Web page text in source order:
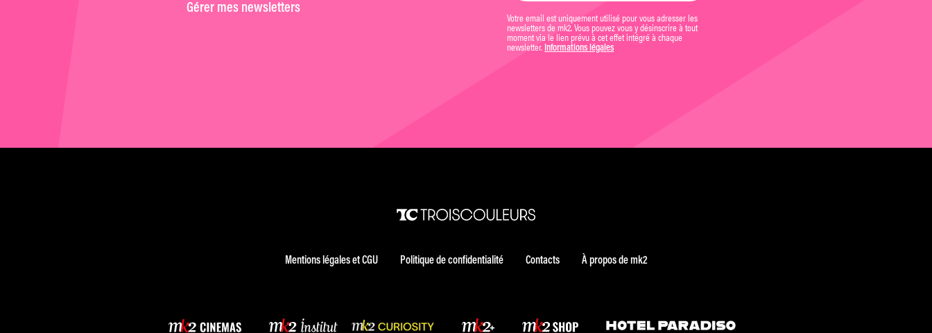
Gérer mes newsletters
Votre email est uniquement utilisé pour vous adresser les
newsletters de mk2. Vous pouvez vous y désinscrire à tout
moment via le lien prévu à cet effet intégré à chaque
newsletter. Informations légales
Mentions légales et CGU Politique de confidentialité Contacts À propos de mk2